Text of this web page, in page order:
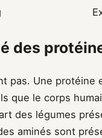
des
pas. Une protéine
que le corps
des légumes
aminés sont